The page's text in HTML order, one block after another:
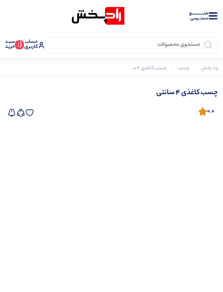
منــــــــــــو
دستــرسی
حساب
کاربری (: سبـد
خرید
راد پخش چسب چسب کاغذی 4 سانتی
چسب کاغذی 4 سانتی
0.0